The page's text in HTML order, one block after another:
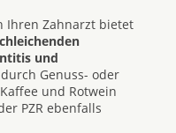
Ihren Zahnarzt bietet
und
Genuss- oder
und Rotwein
PZR ebenfalls